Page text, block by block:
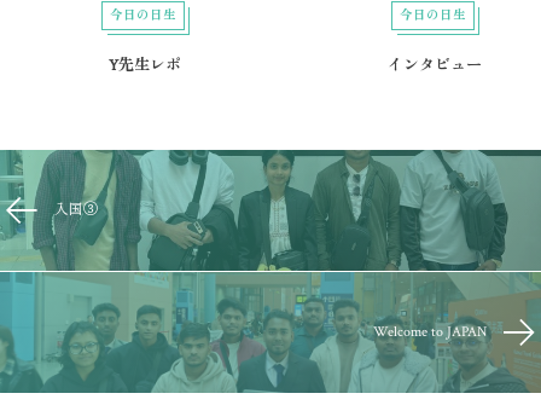
今日の日生
Y先生レポ
今日の日生
インタビュー
入国③
Welcome to JAPAN